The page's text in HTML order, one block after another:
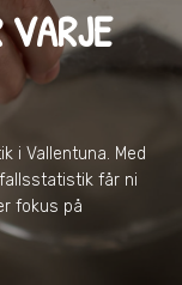
i Vallentuna. Med
får ni
fokus på